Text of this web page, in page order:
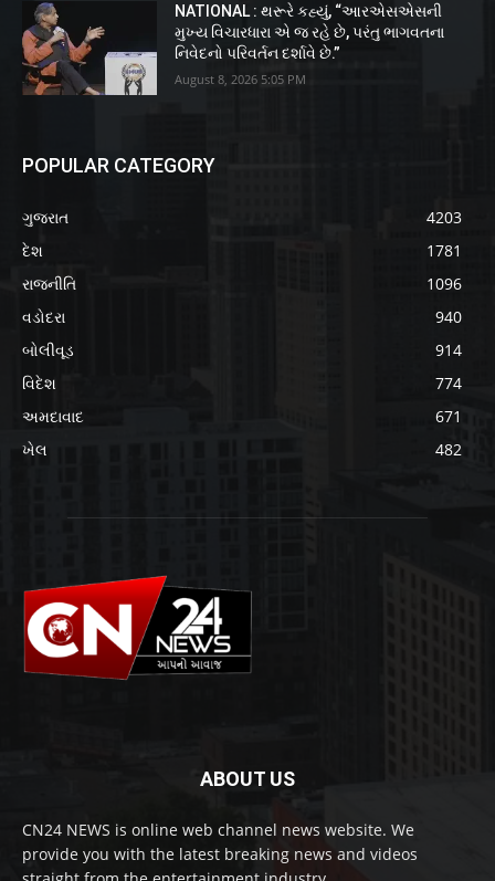
NATIONAL : થરૂરે કહ્યું, “આરએસએસની
મુખ્ય વિચારધારા એ જ રહે છે, પરંતુ ભાગવતના
નિવેદનો પરિવર્તન દર્શાવે છે.”
August 8, 2026 5:05 PM
POPULAR CATEGORY
ગુજરાત
4203
દેશ
1781
રાજનીતિ
1096
વડોદરા
940
બોલીવૂડ
914
વિદેશ
774
અમદાવાદ
671
ખેલ
482
ABOUT US
CN24 NEWS is online web channel news website. We
provide you with the latest breaking news and videos